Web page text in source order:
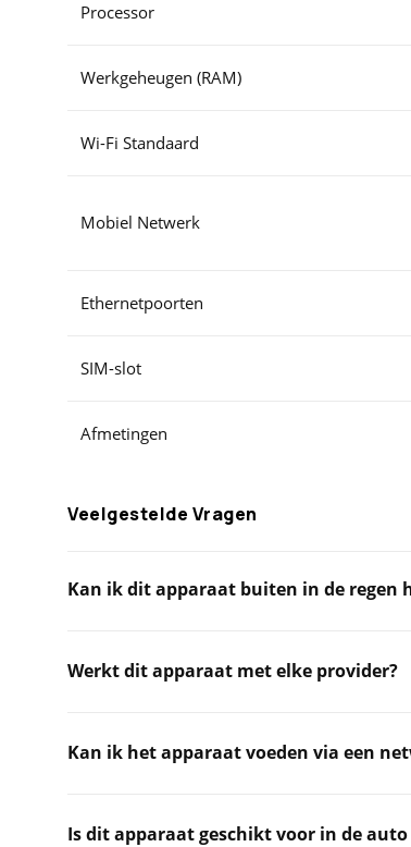
Processor
Werkgeheugen (RAM)
Wi-Fi Standaard
Mobiel Netwerk
Ethernetpoorten
SIM-slot
Afmetingen
Veelgestelde Vragen
Kan ik dit apparaat buiten in de regen
Werkt dit apparaat met elke provider?
Kan ik het apparaat voeden via een
Is dit apparaat geschikt voor in de auto